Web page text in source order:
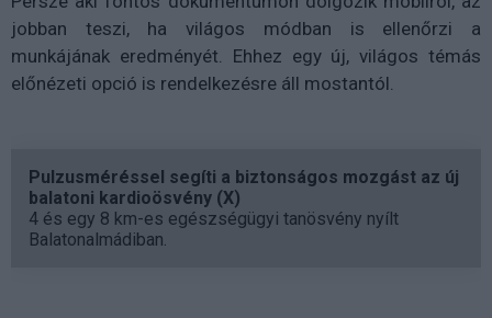
jobban teszi, ha világos módban is ellenőrzi a
munkájának eredményét. Ehhez egy új, világos témás
előnézeti opció is rendelkezésre áll mostantól.
Pulzusméréssel segíti a biztonságos mozgást az új
balatoni kardioösvény (X)
4 és egy 8 km-es egészségügyi tanösvény nyílt
Balatonalmádiban.